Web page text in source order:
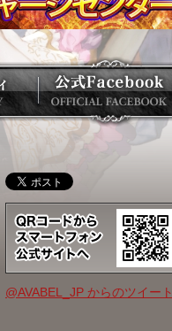
@AVABEL_JP からのツイート